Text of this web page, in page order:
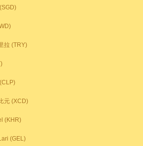
拉 (TRY)
元 (XCD)
(KHR)
(GEL)